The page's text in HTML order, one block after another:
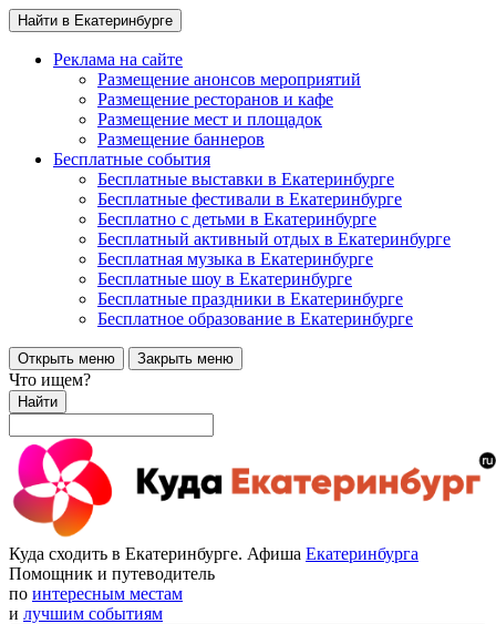
Найти в Екатеринбурге
Реклама на сайте
Размещение анонсов мероприятий
Размещение ресторанов и кафе
Размещение мест и площадок
Размещение баннеров
Бесплатные события
Бесплатные выставки в Екатеринбурге
Бесплатные фестивали в Екатеринбурге
Бесплатно с детьми в Екатеринбурге
Бесплатный активный отдых в Екатеринбурге
Бесплатная музыка в Екатеринбурге
Бесплатные шоу в Екатеринбурге
Бесплатные праздники в Екатеринбурге
Бесплатное образование в Екатеринбурге
Открыть меню Закрыть меню
Что ищем?
Найти
Куда сходить в Екатеринбурге. Афиша Екатеринбурга
Помощник и путеводитель
по интересным местам
и лучшим событиям